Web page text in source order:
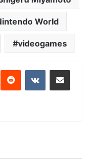
World
videogames